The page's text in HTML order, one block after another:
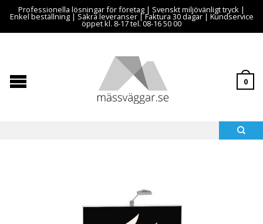
Professionella lösningar för företag | Svenskt miljövänligt tryck |
Enkel beställning | Säkra leveranser | Faktura 30 dagar | Kundservice
öppet kl. 8-17 tel. 08-16 50 00
0